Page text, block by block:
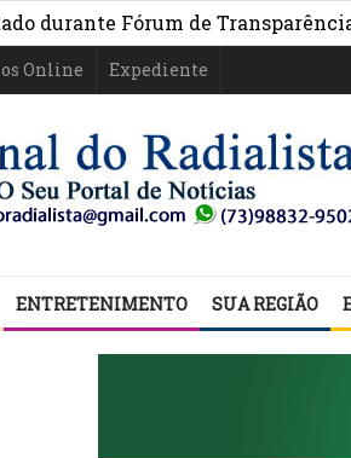
Fórum de Transparência da
Online Expediente
ENTRETENIMENTO SUA REGIÃO